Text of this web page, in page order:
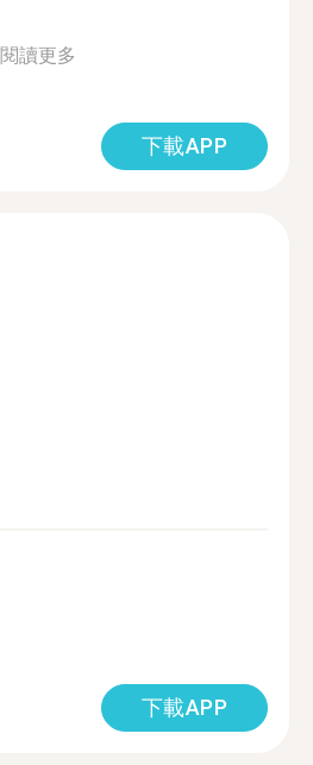
閱讀更多
下載APP
下載APP